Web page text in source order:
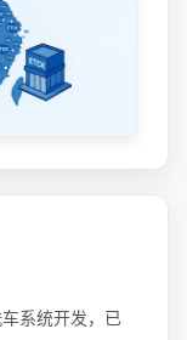
系统开发，已